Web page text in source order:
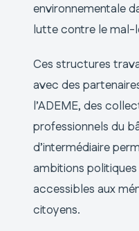
environnementale
lutte contre le mal-
Ces structures
avec des
l’ADEME, des
professionnels du
d’intermédiaire
ambitions
accessibles aux
citoyens.